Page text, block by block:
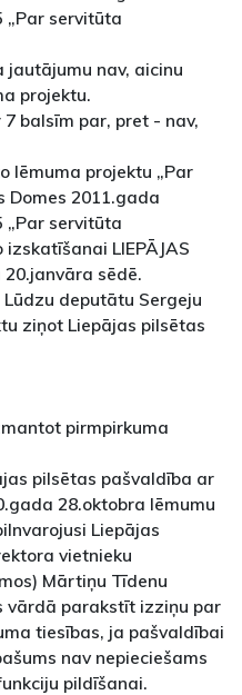
„Par servitūta
jautājumu nav, aicinu
projektu.
balsīm par, pret - nav,
lēmuma projektu „Par
Domes 2011.gada
„Par servitūta
LIEPĀJAS
20.janvāra sēdē.
deputātu Sergeju
ziņot Liepājas pilsētas
pirmpirkuma
pilsētas pašvaldība ar
28.oktobra lēmumu
Liepājas
vietnieku
Mārtiņu Tīdenu
vārdā parakstīt izziņu par
tiesības, ja pašvaldībai
nav nepieciešams
pildīšanai.